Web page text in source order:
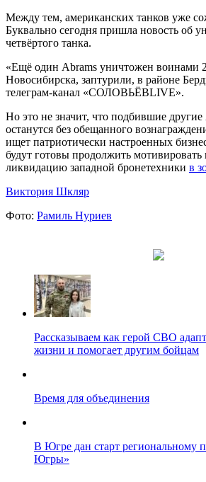
Между тем, американских танков уже
Буквально сегодня пришла новость об
четвёртого танка.
«Ещё один Abrams уничтожен воинами
Новосибирска, заптурили, в районе
телеграм-канал «СОЛОВЬЁВLIVE».
Но это не значит, что подбившие
останутся без обещанного
ищет патриотически настроенных
будут готовы продолжить
ликвидацию западной бронетехники в
Виктория Шкляр
Фото: Рамиль Нуриев
Рассказываем как герой СВО
жизни и помогает другим бойцам
Время для объединения
В Югре дан старт региональному
Югры»